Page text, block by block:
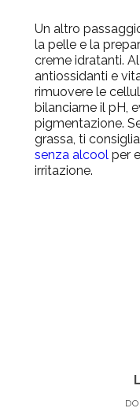
Un altro
la pelle e la
creme idratanti.
antiossidanti e
rimuovere le
bilanciarne il pH,
pigmentazione.
grassa, ti
senza alcool per
irritazione.